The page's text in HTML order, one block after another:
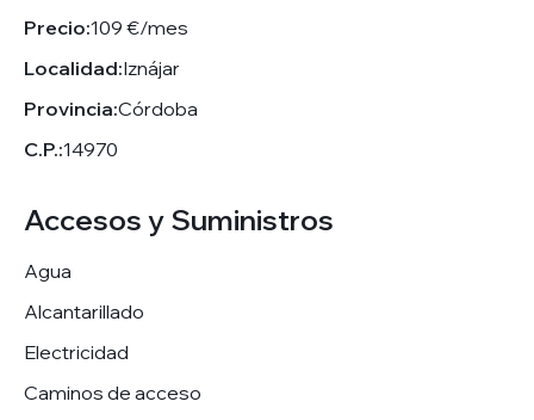
Precio:109 €/mes
Localidad:Iznájar
Provincia:Córdoba
C.P.:14970
Accesos y Suministros
Agua
Alcantarillado
Electricidad
Caminos de acceso